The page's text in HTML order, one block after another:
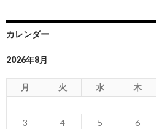
カレンダー
2026年8月
月 火 水 木
3
4 5 6